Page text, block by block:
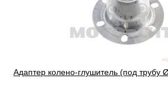
Адаптер колено-глушитель (под трубу